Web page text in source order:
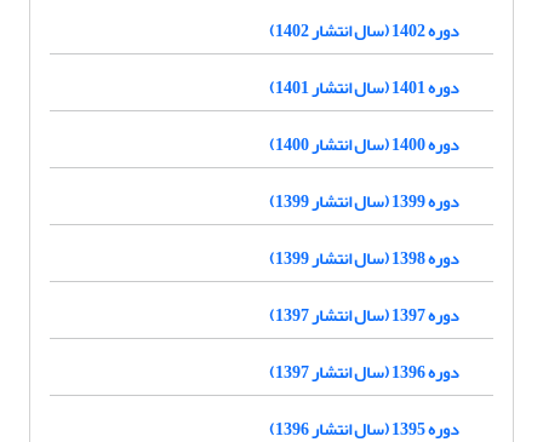
دوره 1402 (سال انتشار 1402)
دوره 1401 (سال انتشار 1401)
دوره 1400 (سال انتشار 1400)
دوره 1399 (سال انتشار 1399)
دوره 1398 (سال انتشار 1399)
دوره 1397 (سال انتشار 1397)
دوره 1396 (سال انتشار 1397)
دوره 1395 (سال انتشار 1396)